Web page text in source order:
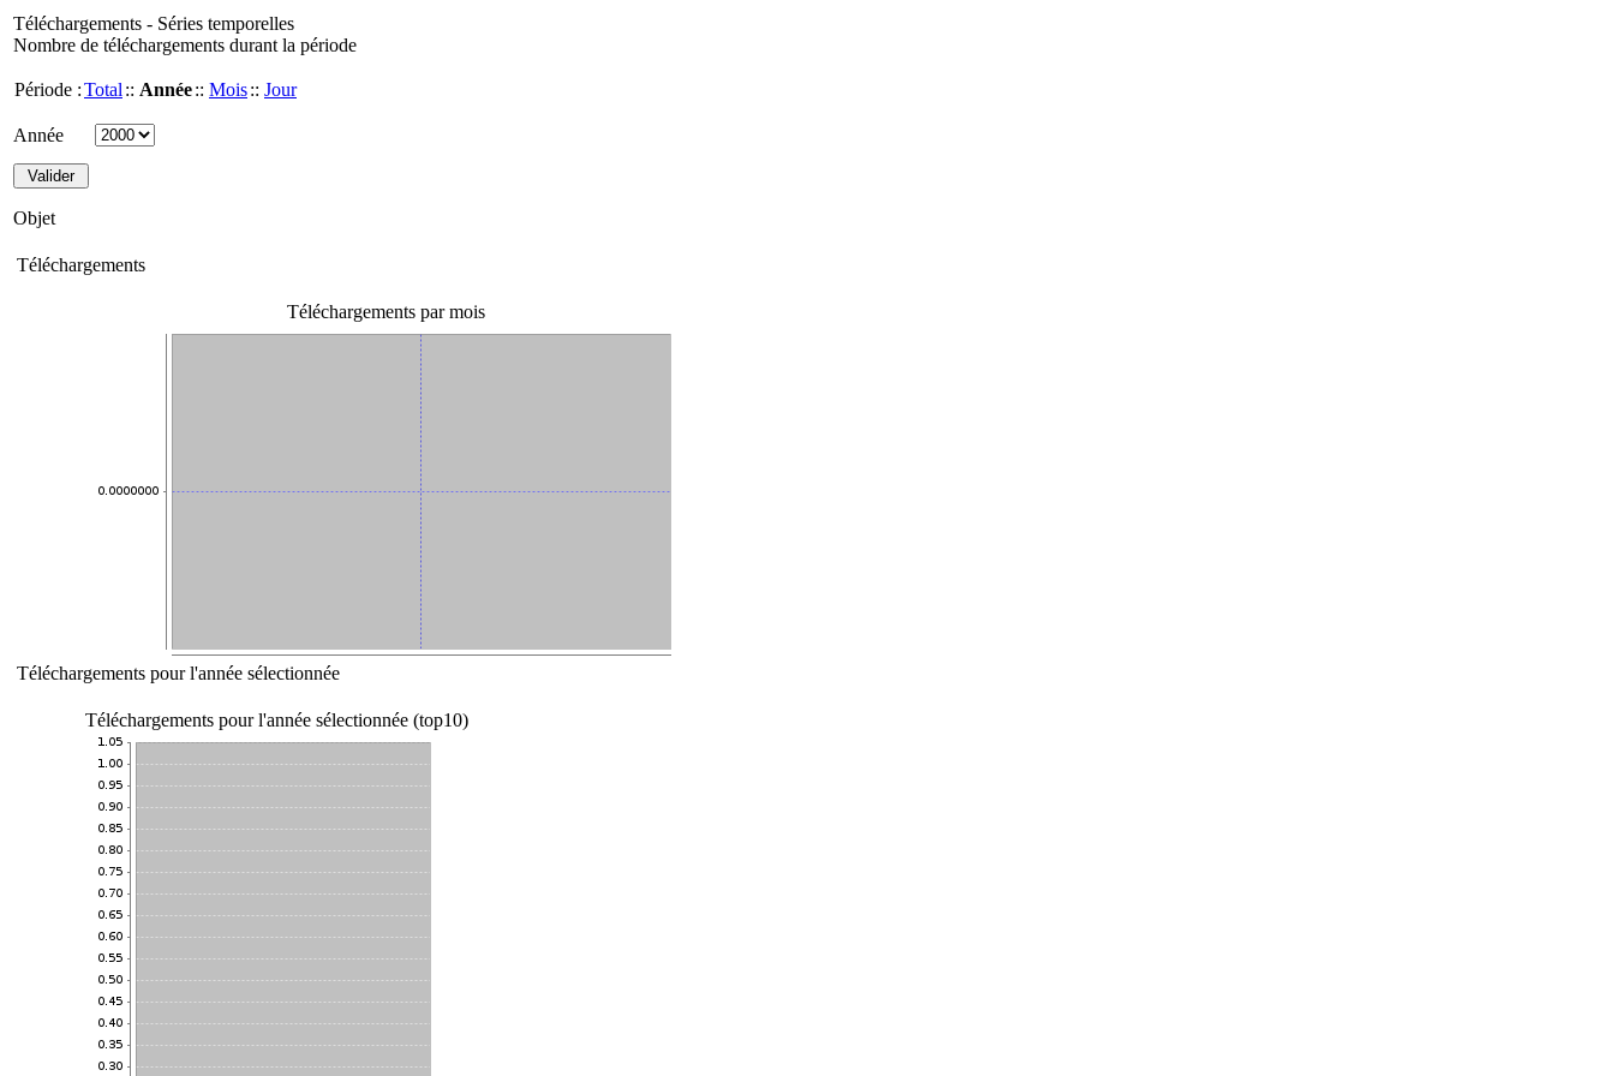
Téléchargements - Séries temporelles
Nombre de téléchargements durant la période
Période :Total :: Année:: Mois:: Jour
Année
Objet
Téléchargements
Téléchargements par mois
Téléchargements pour l'année sélectionnée
Téléchargements pour l'année sélectionnée (top10)